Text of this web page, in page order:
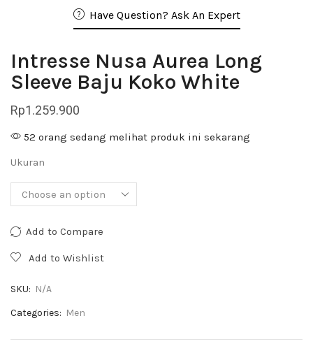
Have Question? Ask An Expert
Intresse Nusa Aurea Long
Sleeve Baju Koko White
Rp1.259.900
52 orang sedang melihat produk ini sekarang
Ukuran
Add to Compare
Add to Wishlist
SKU: N/A
Categories: Men